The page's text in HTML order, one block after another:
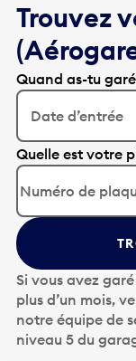
Trouvez
Quand as-tu
Date d’entrée
A
p
p
u
y
e
z
s
u
r
l
Quelle est votre
Si vous avez
plus d’un mois,
notre équipe de
niveau 5 du